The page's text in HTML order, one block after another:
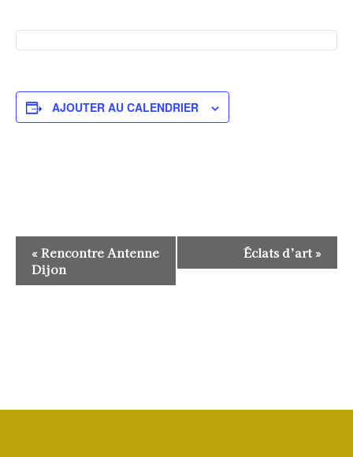
AJOUTER AU CALENDRIER
Navigation
Évènement
«Rencontre Antenne
Dijon
Éclats d’art»